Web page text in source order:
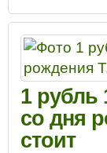
1
со дня
стоит